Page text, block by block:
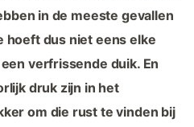
in de meeste gevallen
hoeft dus niet eens elke
verfrissende duik. En
druk zijn in het
om die rust te vinden bij